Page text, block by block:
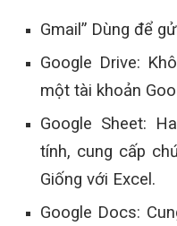
Gmail” Dùng để
Google Drive:
một tài khoản
Google Sheet:
tính, cung cấp
Giống với Excel.
Google Docs: